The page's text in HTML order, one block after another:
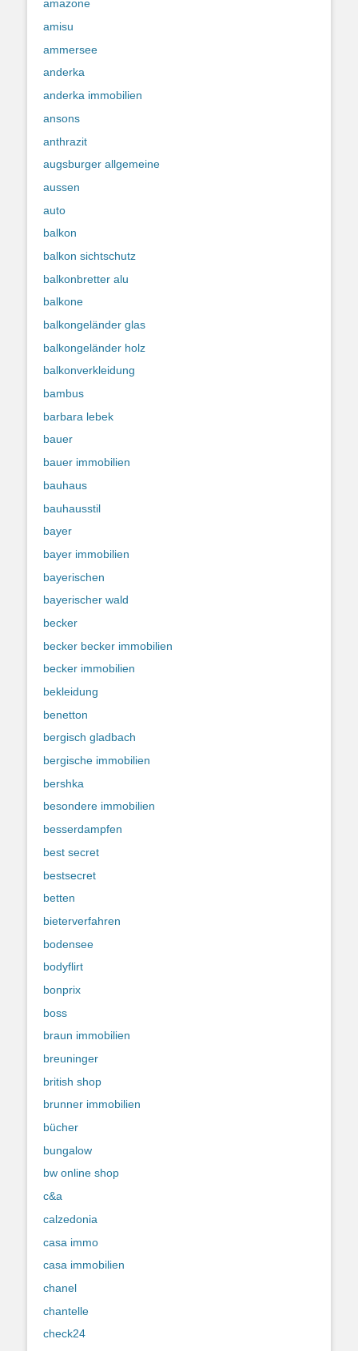
amazone
amisu
ammersee
anderka
anderka immobilien
ansons
anthrazit
augsburger allgemeine
aussen
auto
balkon
balkon sichtschutz
balkonbretter alu
balkone
balkongeländer glas
balkongeländer holz
balkonverkleidung
bambus
barbara lebek
bauer
bauer immobilien
bauhaus
bauhausstil
bayer
bayer immobilien
bayerischen
bayerischer wald
becker
becker becker immobilien
becker immobilien
bekleidung
benetton
bergisch gladbach
bergische immobilien
bershka
besondere immobilien
besserdampfen
best secret
bestsecret
betten
bieterverfahren
bodensee
bodyflirt
bonprix
boss
braun immobilien
breuninger
british shop
brunner immobilien
bücher
bungalow
bw online shop
c&a
calzedonia
casa immo
casa immobilien
chanel
chantelle
check24